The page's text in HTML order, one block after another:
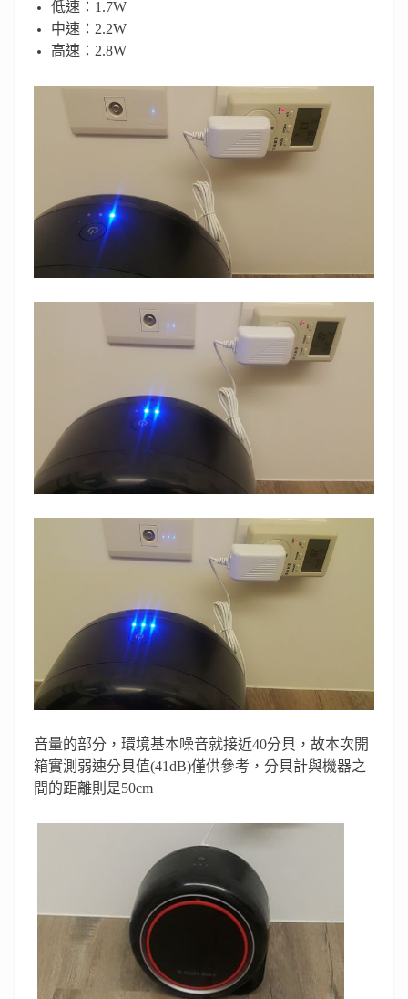
低速： 1.7W
中速： 2.2W
高速： 2.8W
音量的部分，環境基本噪音就接近40分貝，故本次開
箱實測弱速分貝值(41dB)僅供參考， 分貝計與機器之
間的距離則是50cm